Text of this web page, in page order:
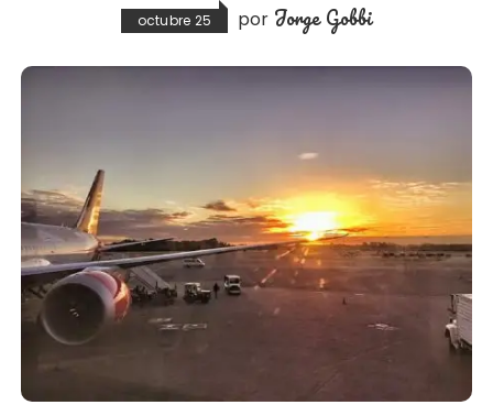
octubre 25 por Jorge Gobbi